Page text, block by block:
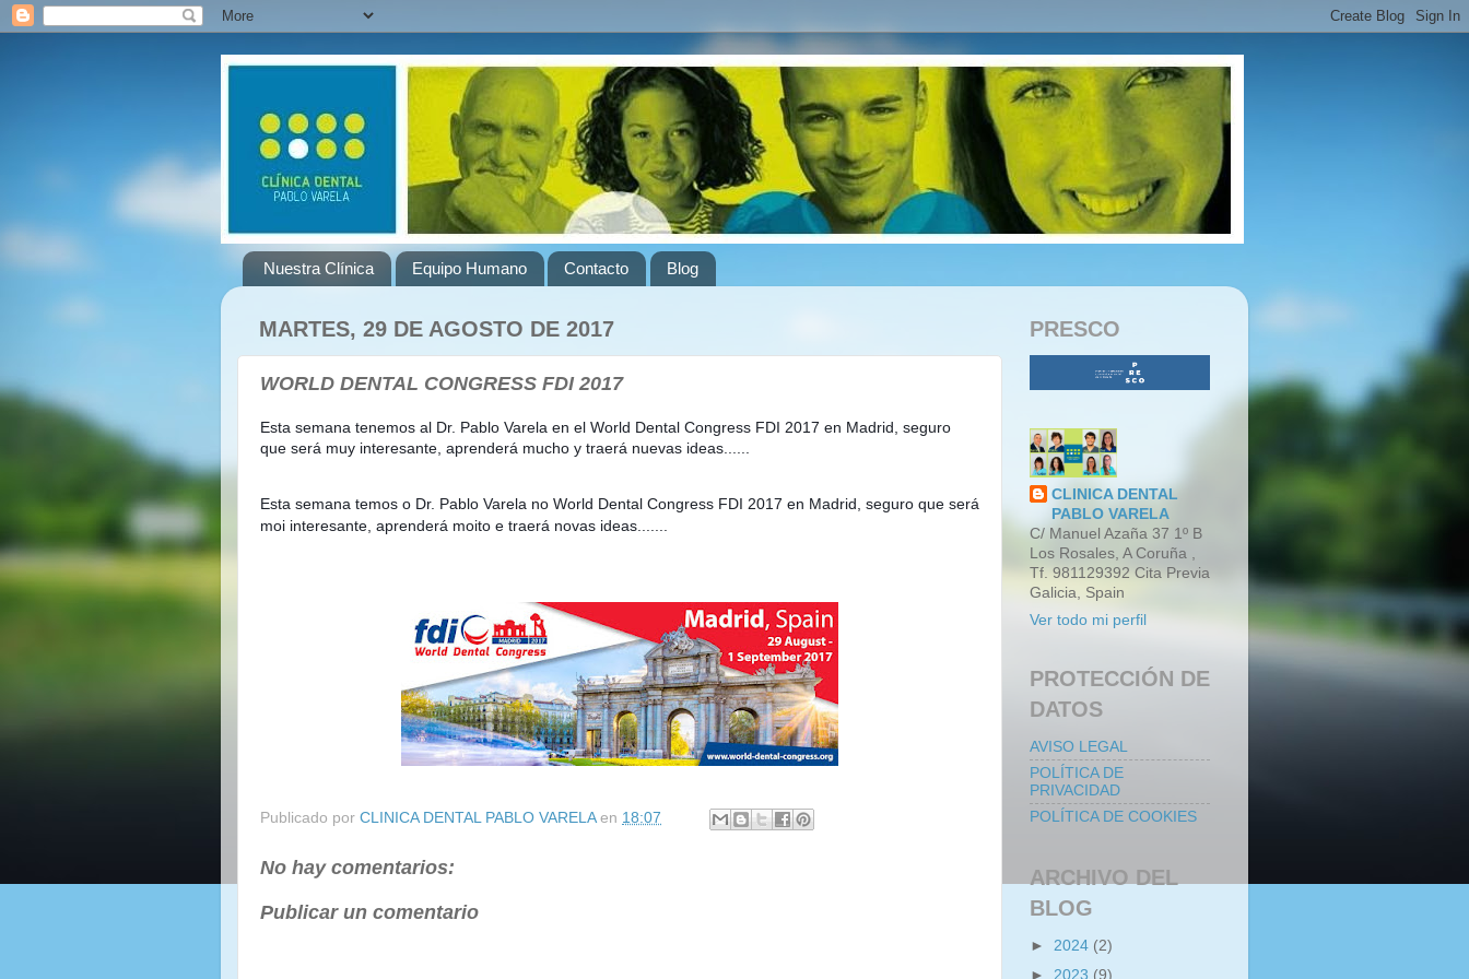
Nuestra Clínica Equipo Humano Contacto Blog
MARTES, 29 DE AGOSTO DE 2017
WORLD DENTAL CONGRESS FDI 2017
Esta semana tenemos al Dr. Pablo Varela en el World Dental Congress FDI 2017 en Madrid, seguro
que será muy interesante, aprenderá mucho y traerá nuevas ideas......
Esta semana temos o Dr. Pablo Varela no World Dental Congress FDI 2017 en Madrid, seguro que será
moi interesante, aprenderá moito e traerá novas ideas.......
Publicado por CLINICA DENTAL PABLO VARELA en 18:07
No hay comentarios:
Publicar un comentario
PRESCO
CLINICA DENTAL
PABLO VARELA
C/ Manuel Azaña 37 1º B
Los Rosales, A Coruña ,
Tf. 981129392 Cita Previa
Galicia, Spain
Ver todo mi perfil
PROTECCIÓN DE
DATOS
AVISO LEGAL
POLÍTICA DE
PRIVACIDAD
POLÍTICA DE COOKIES
ARCHIVO DEL
BLOG
► 2024 (2)
► 2023 (9)